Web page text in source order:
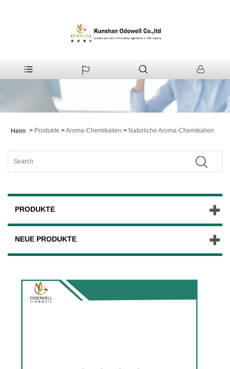
Heim > Produkte >Aroma-Chemikalien > Natürliche Aroma-Chemikalien
PRODUKTE
NEUE PRODUKTE